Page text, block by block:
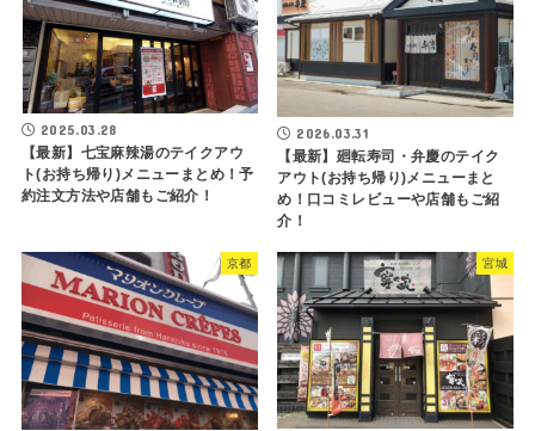
2025.03.28
【最新】七宝麻辣湯のテイクアウ
ト(お持ち帰り)メニューまとめ！予
約注文方法や店舗もご紹介！
2026.03.31
【最新】廻転寿司・弁慶のテイク
アウト(お持ち帰り)メニューまと
め！口コミレビューや店舗もご紹
介！
京都 宮城